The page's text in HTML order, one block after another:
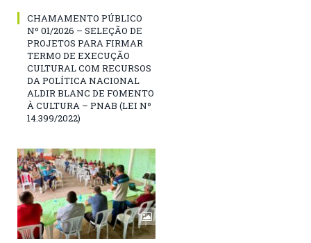
CHAMAMENTO PÚBLICO
Nº 01/2026 – SELEÇÃO DE
PROJETOS PARA FIRMAR
TERMO DE EXECUÇÃO
CULTURAL COM RECURSOS
DA POLÍTICA NACIONAL
ALDIR BLANC DE FOMENTO
À CULTURA – PNAB (LEI Nº
14.399/2022)